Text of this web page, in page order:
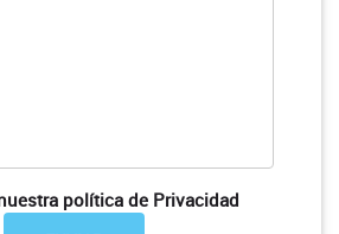
política de Privacidad